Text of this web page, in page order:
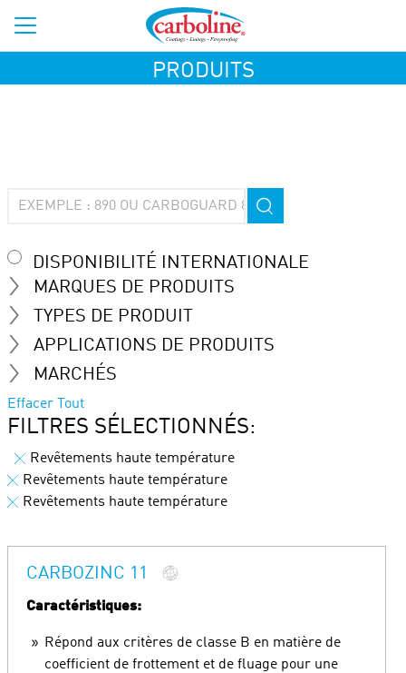
PRODUITS
DISPONIBILITÉ INTERNATIONALE
MARQUES DE PRODUITS
TYPES DE PRODUIT
APPLICATIONS DE PRODUITS
MARCHÉS
Effacer Tout
FILTRES SÉLECTIONNÉS:
Revêtements haute température
Revêtements haute température
Revêtements haute température
CARBOZINC 11
Caractéristiques:
Répond aux critères de classe B en matière de
coefficient de frottement et de fluage pour une